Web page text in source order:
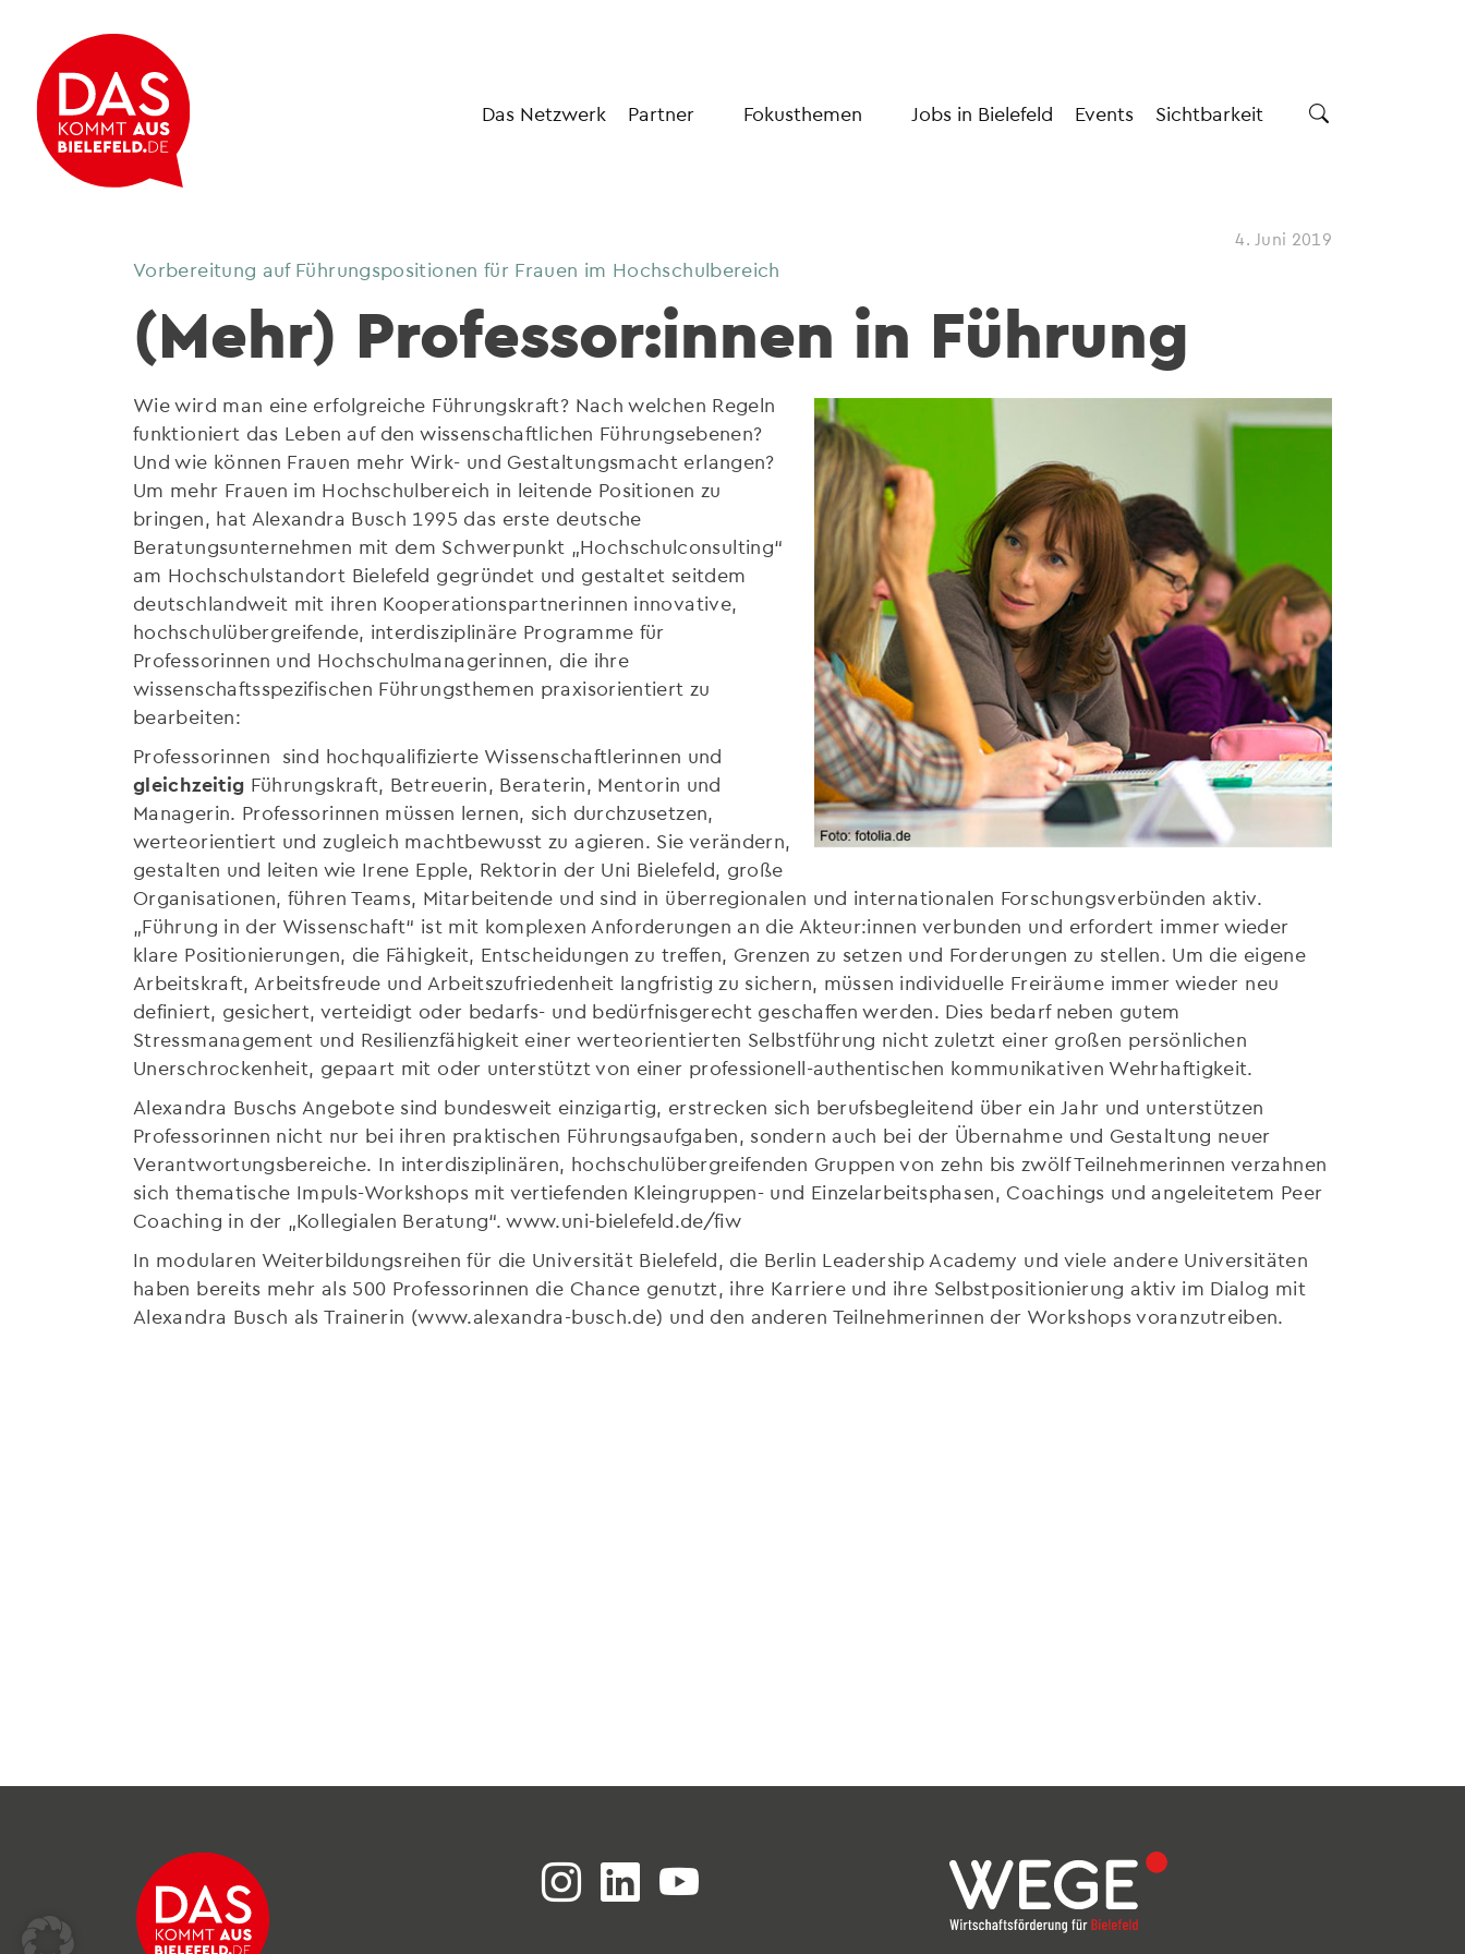
Das Netzwerk Partner Fokusthemen Jobs in Bielefeld Events Sichtbarkeit
4. Juni 2019
Vorbereitung auf Führungspositionen für Frauen im Hochschulbereich
(Mehr) Professor:innen in Führung
Wie wird man eine erfolgreiche Führungskraft? Nach welchen Regeln
funktioniert das Leben auf den wissenschaftlichen Führungsebenen?
Und wie können Frauen mehr Wirk- und Gestaltungsmacht erlangen?
Um mehr Frauen im Hochschulbereich in leitende Positionen zu
bringen, hat Alexandra Busch 1995 das erste deutsche
Beratungsunternehmen mit dem Schwerpunkt „Hochschulconsulting“
am Hochschulstandort Bielefeld gegründet und gestaltet seitdem
deutschlandweit mit ihren Kooperationspartnerinnen innovative,
hochschulübergreifende, interdisziplinäre Programme für
Professorinnen und Hochschulmanagerinnen, die ihre
wissenschaftsspezifischen Führungsthemen praxisorientiert zu
bearbeiten:
Professorinnen sind hochqualifizierte Wissenschaftlerinnen und
gleichzeitig Führungskraft, Betreuerin, Beraterin, Mentorin und
Managerin. Professorinnen müssen lernen, sich durchzusetzen,
werteorientiert und zugleich machtbewusst zu agieren. Sie verändern,
gestalten und leiten wie Irene Epple, Rektorin der Uni Bielefeld, große
Organisationen, führen Teams, Mitarbeitende und sind in überregionalen und internationalen Forschungsverbünden aktiv.
„Führung in der Wissenschaft“ ist mit komplexen Anforderungen an die Akteur:innen verbunden und erfordert immer wieder
klare Positionierungen, die Fähigkeit, Entscheidungen zu treffen, Grenzen zu setzen und Forderungen zu stellen. Um die eigene
Arbeitskraft, Arbeitsfreude und Arbeitszufriedenheit langfristig zu sichern, müssen individuelle Freiräume immer wieder neu
definiert, gesichert, verteidigt oder bedarfs- und bedürfnisgerecht geschaffen werden. Dies bedarf neben gutem
Stressmanagement und Resilienzfähigkeit einer werteorientierten Selbstführung nicht zuletzt einer großen persönlichen
Unerschrockenheit, gepaart mit oder unterstützt von einer professionell-authentischen kommunikativen Wehrhaftigkeit.
Alexandra Buschs Angebote sind bundesweit einzigartig, erstrecken sich berufsbegleitend über ein Jahr und unterstützen
Professorinnen nicht nur bei ihren praktischen Führungsaufgaben, sondern auch bei der Übernahme und Gestaltung neuer
Verantwortungsbereiche. In interdisziplinären, hochschulübergreifenden Gruppen von zehn bis zwölf Teilnehmerinnen verzahnen
sich thematische Impuls-Workshops mit vertiefenden Kleingruppen- und Einzelarbeitsphasen, Coachings und angeleitetem Peer
Coaching in der „Kollegialen Beratung“. www.uni-bielefeld.de/fiw
In modularen Weiterbildungsreihen für die Universität Bielefeld, die Berlin Leadership Academy und viele andere Universitäten
haben bereits mehr als 500 Professorinnen die Chance genutzt, ihre Karriere und ihre Selbstpositionierung aktiv im Dialog mit
Alexandra Busch als Trainerin (www.alexandra-busch.de) und den anderen Teilnehmerinnen der Workshops voranzutreiben.